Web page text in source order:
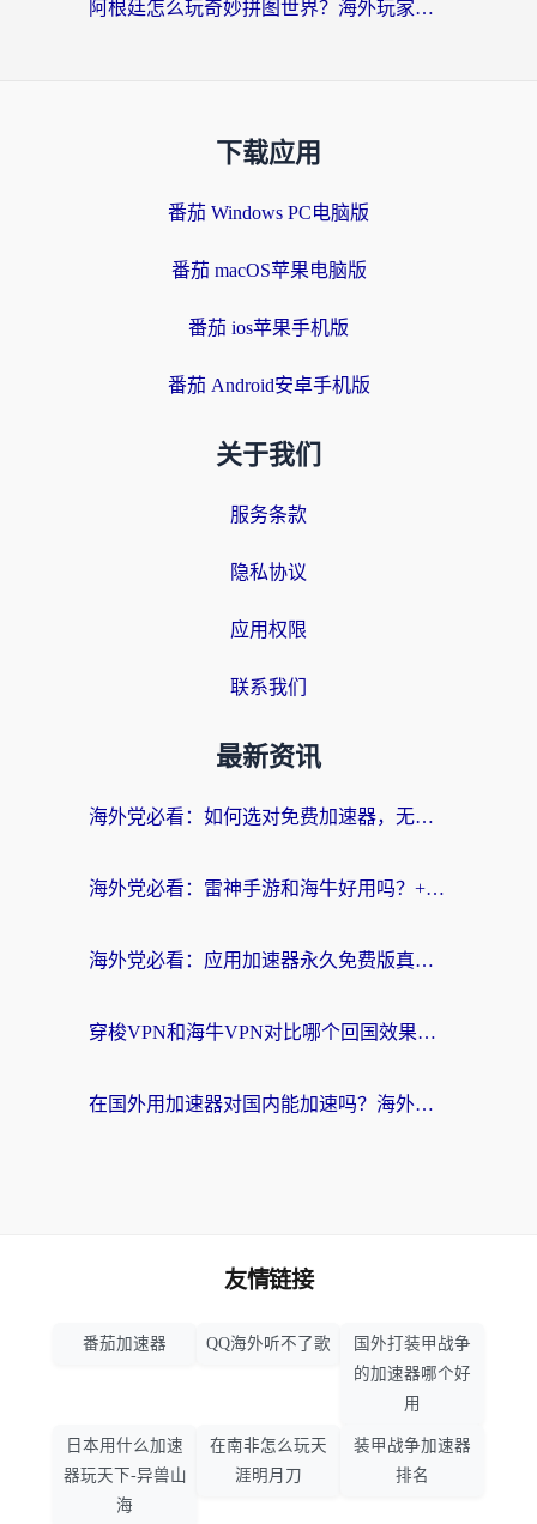
阿根廷怎么玩奇妙拼图世界？海外玩家国服游戏加速全攻略（附帕斯卡契约战舰少女解决方案）
下载应用
番茄 Windows PC电脑版
番茄 macOS苹果电脑版
番茄 ios苹果手机版
番茄 Android安卓手机版
关于我们
服务条款
隐私协议
应用权限
联系我们
最新资讯
海外党必看：如何选对免费加速器，无缝访问国内资源不踩坑？
海外党必看：雷神手游和海牛好用吗？+3款热门加速器实测对比，附番茄加速器无缝回国指南
海外党必看：应用加速器永久免费版真的存在吗？教你选对回国加速器无缝刷国内资源
穿梭VPN和海牛VPN对比哪个回国效果更好？海外华人亲测3款热门加速器+避坑指南
在国外用加速器对国内能加速吗？海外党亲测有效的无缝访问指南
友情链接
番茄加速器 QQ海外听不了歌
国外打装甲战争
的加速器哪个好
用
日本用什么加速
器玩天下-异兽山
海
在南非怎么玩天
涯明月刀
装甲战争加速器
排名